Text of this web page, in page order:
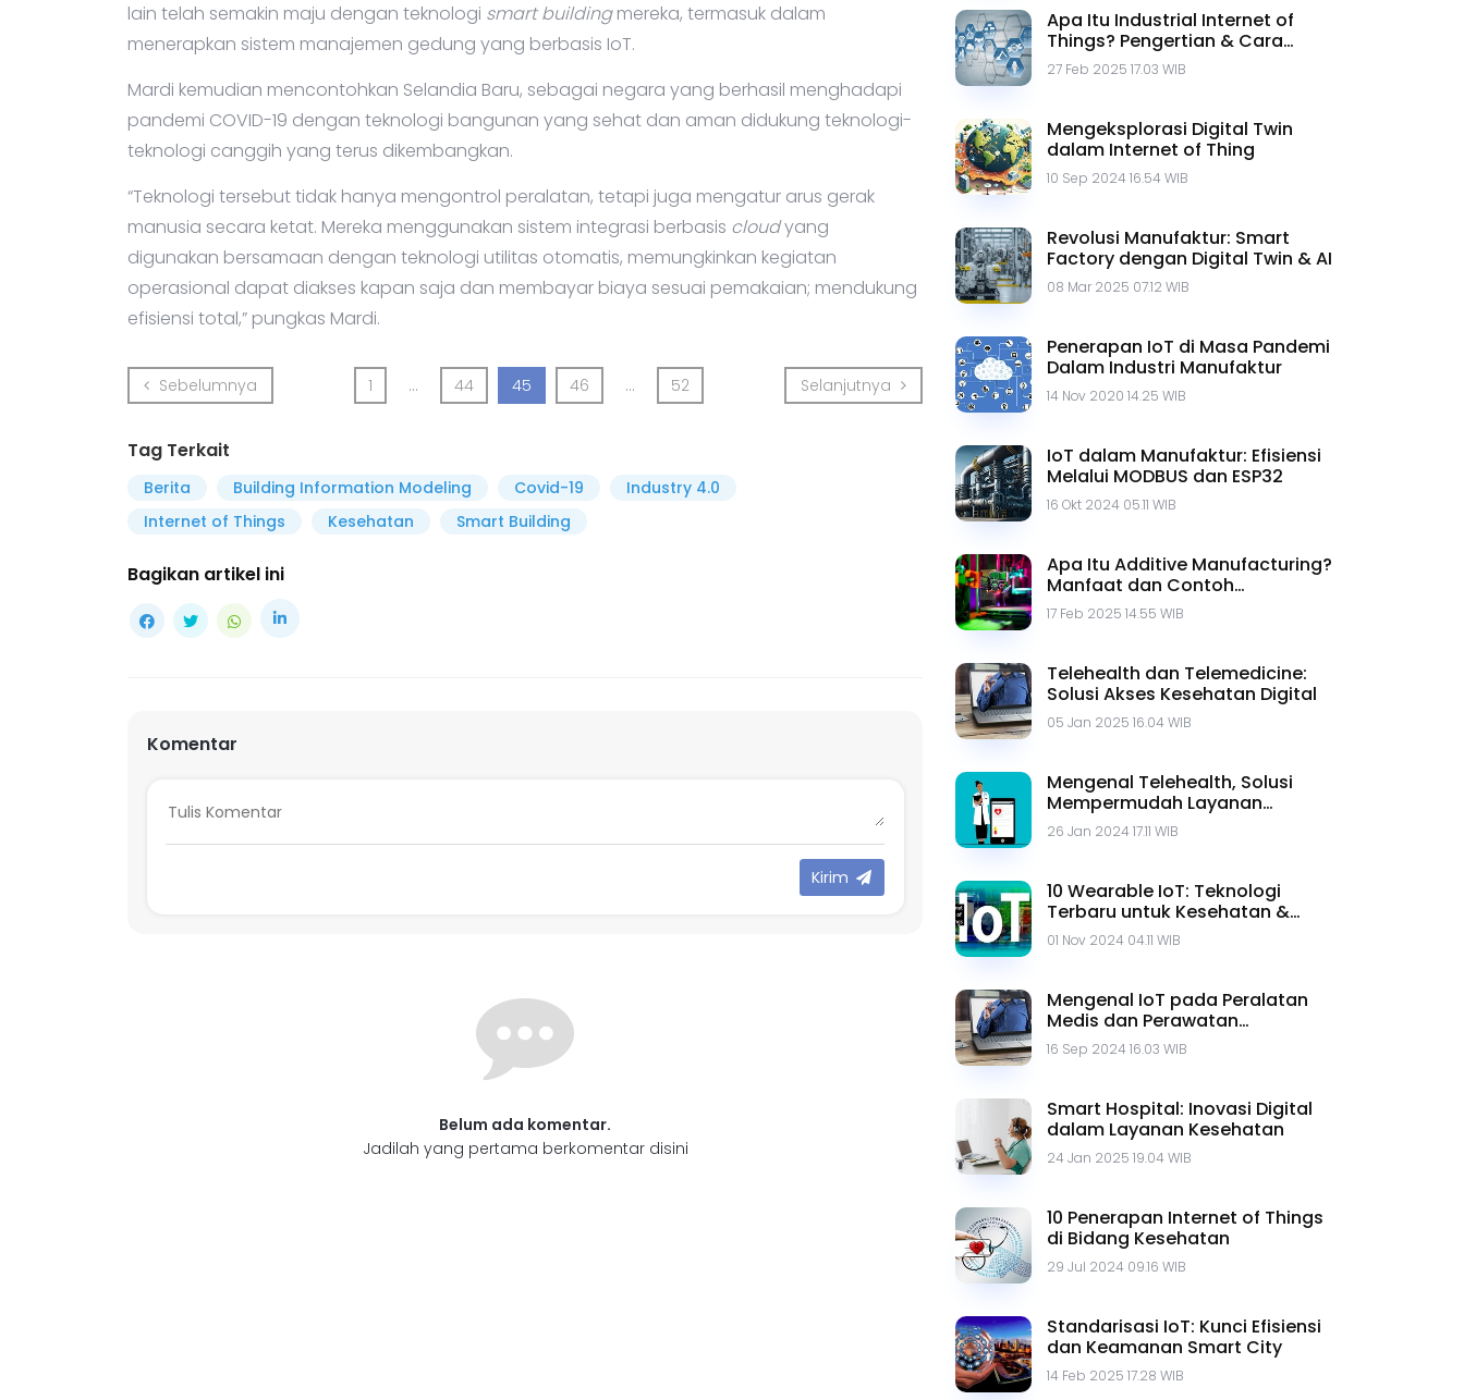
lain telah semakin maju dengan teknologi smart buildingmereka, termasuk dalam
menerapkan sistem manajemen gedung yang berbasis IoT.
Mardi kemudian mencontohkan Selandia Baru, sebagai negara yang berhasil menghadapi
pandemi COVID-19 dengan teknologi bangunan yang sehat dan aman didukung teknologi-
teknologi canggih yang terus dikembangkan.
“Teknologi tersebut tidak hanya mengontrol peralatan, tetapi juga mengatur arus gerak
manusia secara ketat. Mereka menggunakan sistem integrasi berbasis cloudyang
digunakan bersamaan dengan teknologi utilitas otomatis, memungkinkan kegiatan
operasional dapat diakses kapan saja dan membayar biaya sesuai pemakaian; mendukung
efisiensi total,” pungkas Mardi.
SebelumnyaSebelumnya 1 ... 44 45 46 ... 52 Selanjutnya Selanjutnya
Tag Terkait
Berita Building Information Modeling Covid-19
Industry 4.0
Internet of Things
Kesehatan Smart Building
Bagikan artikel ini
Komentar
Kirim
Belum ada komentar.
Jadilah yang pertama berkomentar disini
Apa Itu Industrial Internet of
Things? Pengertian & Cara
Kerjanya
27 Feb 2025 17.03 WIB
Mengeksplorasi Digital Twin
dalam Internet of Thing
10 Sep 2024 16.54 WIB
Revolusi Manufaktur: Smart
Factory dengan Digital Twin & AI
08 Mar 2025 07.12 WIB
Penerapan IoT di Masa Pandemi
Dalam Industri Manufaktur
14 Nov 2020 14.25 WIB
IoT dalam Manufaktur: Efisiensi
Melalui MODBUS dan ESP32
16 Okt 2024 05.11 WIB
Apa Itu Additive Manufacturing?
Manfaat dan Contoh
Penerapannya
17 Feb 2025 14.55 WIB
Telehealth dan Telemedicine:
Solusi Akses Kesehatan Digital
05 Jan 2025 16.04 WIB
Mengenal Telehealth, Solusi
Mempermudah Layanan
Kesehatan
26 Jan 2024 17.11 WIB
10 Wearable IoT: Teknologi
Terbaru untuk Kesehatan &
Gaya Hidup
01 Nov 2024 04.11 WIB
Mengenal IoT pada Peralatan
Medis dan Perawatan
Kesehatan
16 Sep 2024 16.03 WIB
Smart Hospital: Inovasi Digital
dalam Layanan Kesehatan
24 Jan 2025 19.04 WIB
10 Penerapan Internet of Things
di Bidang Kesehatan
29 Jul 2024 09.16 WIB
Standarisasi IoT: Kunci Efisiensi
dan Keamanan Smart City
14 Feb 2025 17.28 WIB